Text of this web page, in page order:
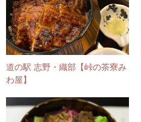
道の駅 志野・織部【峠の茶寮み
わ屋】